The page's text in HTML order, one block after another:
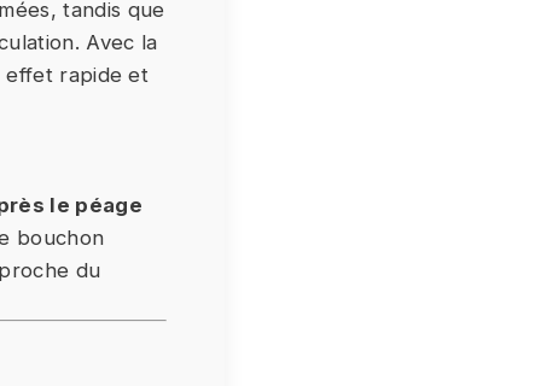
tandis que
Avec la
effet rapide et
le péage
bouchon
du